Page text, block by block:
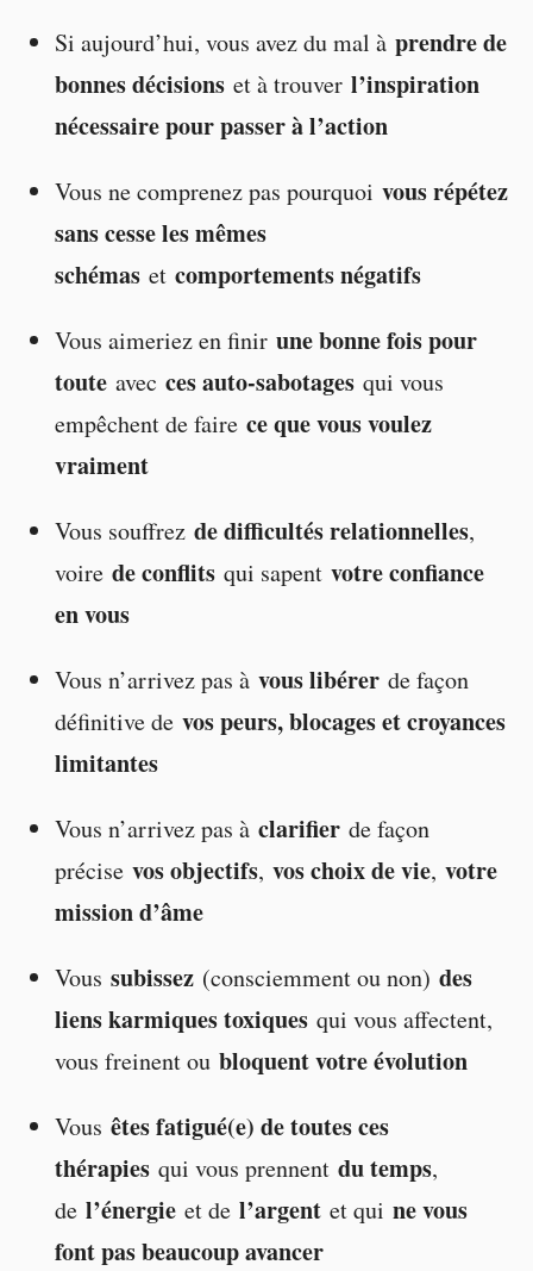
Si aujourd’hui, vous avez du mal àprendre de
bonnes décisions et à trouverl’inspiration
nécessaire pour passer à l’action
Vous ne comprenez pas pourquoivous répétez
sans cesse les mêmes
schémas etcomportements négatifs
Vous aimeriez en finirune bonne fois pour
toute avecces auto-sabotages qui vous
empêchent de fairece que vous voulez
vraiment
Vous souffrezde difficultés relationnelles,
voirede conflits qui sapentvotre confiance
en vous
Vous n’arrivez pas àvous libérer de façon
définitive devos peurs, blocages et croyances
limitantes
Vous n’arrivez pas àclarifier de façon
précisevos objectifs,vos choix de vie,votre
mission d’âme
Voussubissez (consciemment ou non)des
liens karmiques toxiques qui vous affectent,
vous freinent oubloquent votre évolution
Vousêtes fatigué(e) de toutes ces
thérapies qui vous prennentdu temps,
del’énergie et del’argentet quine vous
font pas beaucoup avancer